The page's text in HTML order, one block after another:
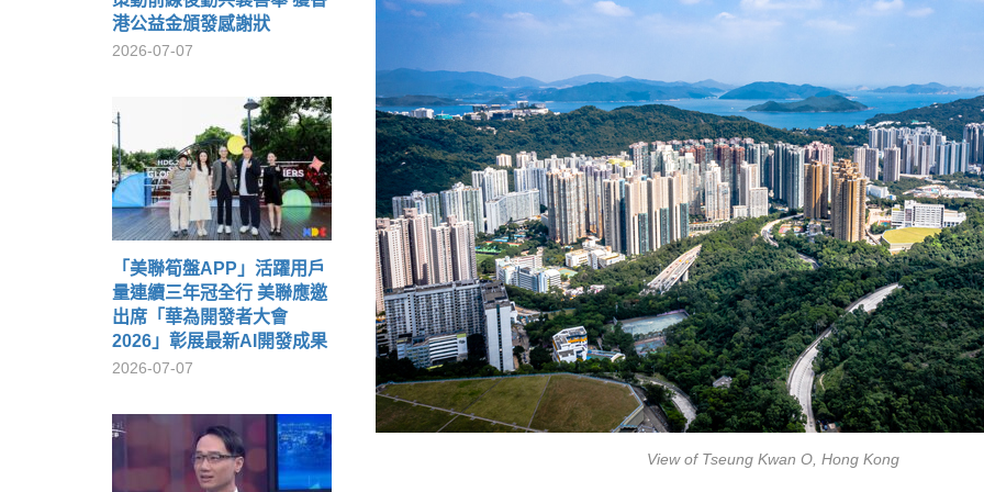
港公益金頒發感謝狀
2026-07-07
「美聯筍盤APP」活躍用戶
量連續三年冠全行 美聯應邀
出席「華為開發者大會
2026」彰展最新AI開發成果
2026-07-07
View of Tseung Kwan O, Hong Kong